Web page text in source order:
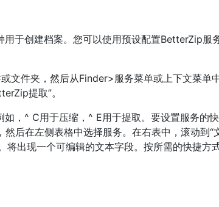
于创建档案。您可以使用预设配置BetterZip服
文件夹，然后从Finder>服务菜单或上下文菜单
提取”。
，^ C用于压缩，^ E用于提取。要设置服务的
后在左侧表格中选择服务。在右表中，滚动到“
出现一个可编辑的文本字段。按所需的快捷方式